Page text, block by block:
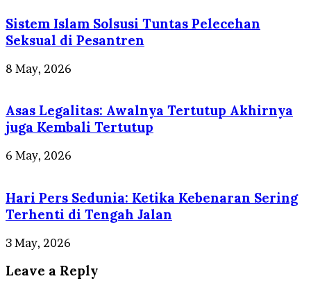
Sistem Islam Solsusi Tuntas Pelecehan
Seksual di Pesantren
8 May, 2026
Asas Legalitas: Awalnya Tertutup Akhirnya
juga Kembali Tertutup
6 May, 2026
Hari Pers Sedunia: Ketika Kebenaran Sering
Terhenti di Tengah Jalan
3 May, 2026
Leave a Reply